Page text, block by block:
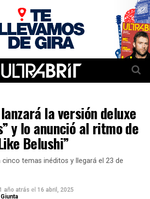
la versión deluxe
y lo anunció al ritmo de
Belushi”
cinco temas inéditos y llegará el 23 de
año atrás el 16 abril, 2025